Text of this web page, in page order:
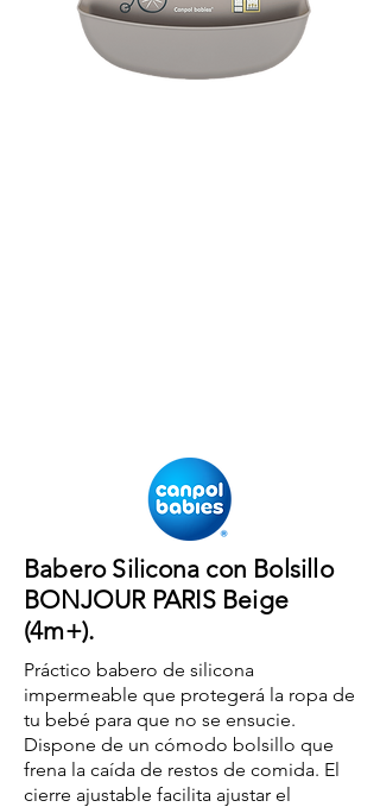
Babero Silicona con Bolsillo
BONJOUR PARIS Beige
(4m+).
Práctico babero de silicona
impermeable que protegerá la ropa de
tu bebé para que no se ensucie.
Dispone de un cómodo bolsillo que
frena la caída de restos de comida. El
cierre ajustable facilita ajustar el